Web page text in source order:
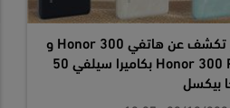
أونر تكشف عن هاتفي Honor 300 و
Honor 300 Pro بكاميرا سيلفي 50
بيكسل